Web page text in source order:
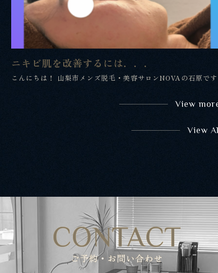
ニキビ肌を改善するには．．．
こんにちは！ 山梨市メンズ脱毛・美容サロンNOVAの石原です
View
View
CONTACT
ご予約・お問い合わせ